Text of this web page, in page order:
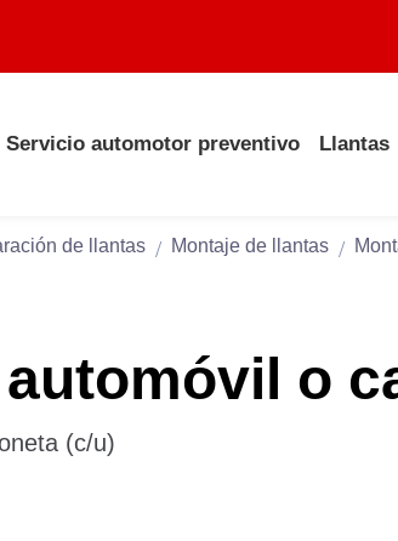
Servicio automotor preventivo Llantas
de llantas Montaje de llantas
o
(c/u)